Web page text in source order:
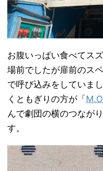
お腹いっぱい食べてス
場前でしたが扉前のス
で呼び込みをしていま
くともぎりの方が「
んで劇団の横のつなが
す。